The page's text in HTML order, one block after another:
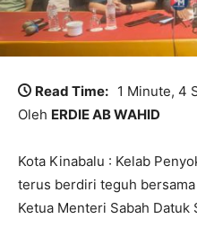
Read Time: 1 Minute, 4
Oleh ERDIE AB WAHID
Kota Kinabalu : Kelab
terus berdiri teguh
Ketua Menteri Sabah Datuk